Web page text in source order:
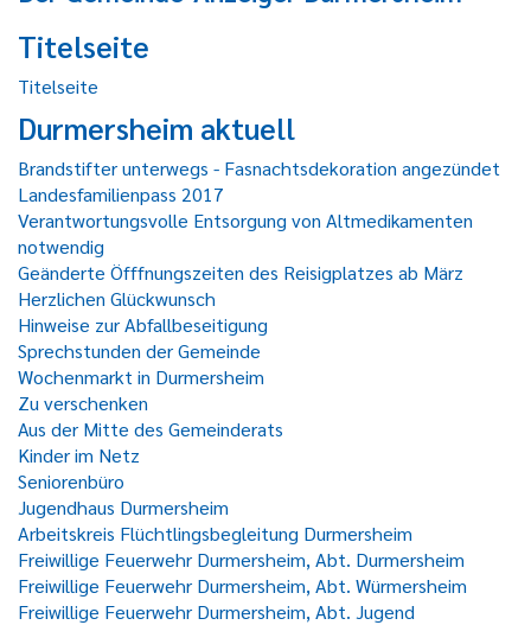
Titelseite
Titelseite
Durmersheim aktuell
Brandstifter unterwegs - Fasnachtsdekoration angezündet
Landesfamilienpass 2017
Verantwortungsvolle Entsorgung von Altmedikamenten
notwendig
Geänderte Öfffnungszeiten des Reisigplatzes ab März
Herzlichen Glückwunsch
Hinweise zur Abfallbeseitigung
Sprechstunden der Gemeinde
Wochenmarkt in Durmersheim
Zu verschenken
Aus der Mitte des Gemeinderats
Kinder im Netz
Seniorenbüro
Jugendhaus Durmersheim
Arbeitskreis Flüchtlingsbegleitung Durmersheim
Freiwillige Feuerwehr Durmersheim, Abt. Durmersheim
Freiwillige Feuerwehr Durmersheim, Abt. Würmersheim
Freiwillige Feuerwehr Durmersheim, Abt. Jugend